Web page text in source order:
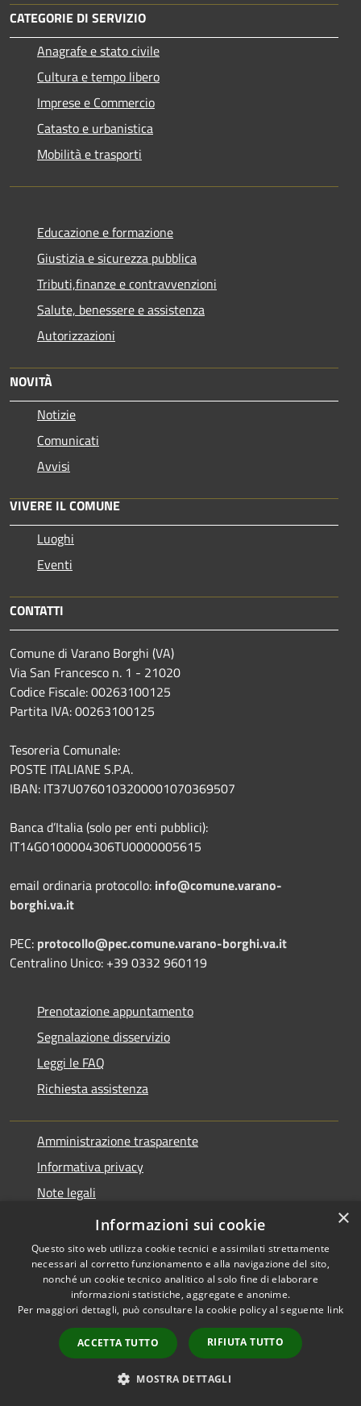
CATEGORIE DI SERVIZIO
Anagrafe e stato civile
Cultura e tempo libero
Imprese e Commercio
Catasto e urbanistica
Mobilità e trasporti
Educazione e formazione
Giustizia e sicurezza pubblica
Tributi,finanze e contravvenzioni
Salute, benessere e assistenza
Autorizzazioni
NOVITÀ
Notizie
Comunicati
Avvisi
VIVERE IL COMUNE
Luoghi
Eventi
CONTATTI
Comune di Varano Borghi (VA)
Via San Francesco n. 1 - 21020
Codice Fiscale: 00263100125
Partita IVA: 00263100125
Tesoreria Comunale:
POSTE ITALIANE S.P.A.
IBAN: IT37U0760103200001070369507
Banca d’Italia (solo per enti pubblici):
IT14G0100004306TU0000005615
email ordinaria protocollo: info@comune.varano-
borghi.va.it
PEC: protocollo@pec.comune.varano-borghi.va.it
Centralino Unico: +39 0332 960119
Prenotazione appuntamento
Segnalazione disservizio
Leggi le FAQ
Richiesta assistenza
Amministrazione trasparente
Informativa privacy
Note legali
Dichiarazione di accessibilità
Accessibilità
Copyright © 2026 • Comune di
Varano Borghi • Powered by
Municipium•
Accesso
redazione
×
Informazioni sui cookie
Questo sito web utilizza cookie tecnici e assimilati strettamente
necessari al corretto funzionamento e alla navigazione del sito,
nonché un cookie tecnico analitico al solo fine di elaborare
informazioni statistiche, aggregate e anonime.
Per maggiori dettagli, può consultare la cookie policy al seguente link
ACCETTA TUTTO RIFIUTA TUTTO
MOSTRA DETTAGLI